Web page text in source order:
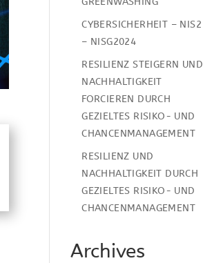
CYBERSICHERHEIT – NIS2
– NISG2024
RESILIENZ STEIGERN UND
NACHHALTIGKEIT
FORCIEREN DURCH
GEZIELTES RISIKO- UND
CHANCENMANAGEMENT
RESILIENZ UND
NACHHALTIGKEIT DURCH
GEZIELTES RISIKO- UND
CHANCENMANAGEMENT
Archives